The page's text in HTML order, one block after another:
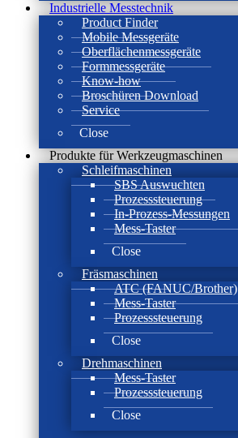
Industrielle Messtechnik
Product Finder
Mobile Messgeräte
Oberflächenmessgeräte
Formmessgeräte
Know-how
Broschüren Download
Service
Close
Produkte für Werkzeugmaschinen
Schleifmaschinen
SBS Auswuchten
Prozesssteuerung
In-Prozess-Messungen
Mess-Taster
Close
Fräsmaschinen
ATC (FANUC/Brother)
Mess-Taster
Prozesssteuerung
Close
Drehmaschinen
Mess-Taster
Prozesssteuerung
Close